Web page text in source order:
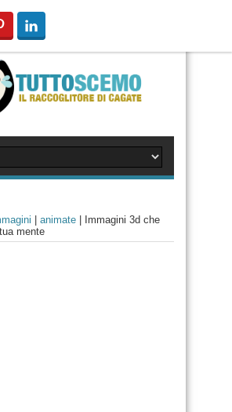
animate
Immagini 3d che
mente